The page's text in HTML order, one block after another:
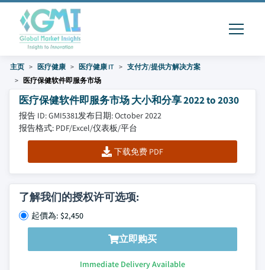
主页 医疗健康 医疗健康 IT
支付方/提供方解决方案
医疗保健软件即服务市场
医疗保健软件即服务市场 大小和分享 2022 to 2030
报告 ID: GMI5381发布日期: October 2022
报告格式: PDF/Excel/仪表板/平台
下载免费 PDF
了解我们的授权许可选项:
起價為: $2,450
立即购买
Immediate Delivery Available